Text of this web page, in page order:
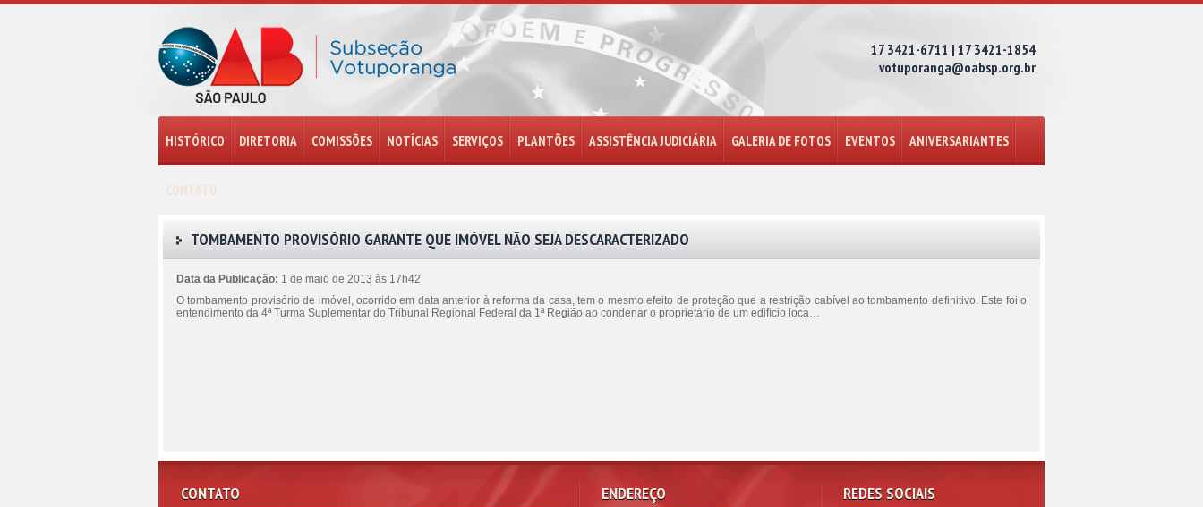
17 3421-6711 | 17 3421-1854
votuporanga@oabsp.org.br
HISTÓRICO DIRETORIA COMISSÕES NOTÍCIAS SERVIÇOS PLANTÕES ASSISTÊNCIA JUDICIÁRIA GALERIA DE FOTOS EVENTOS ANIVERSARIANTES
CONTATO
TOMBAMENTO PROVISÓRIO GARANTE QUE IMÓVEL NÃO SEJA DESCARACTERIZADO
Data da Publicação: 1 de maio de 2013 às 17h42
O tombamento provisório de imóvel, ocorrido em data anterior à reforma da casa, tem o mesmo efeito de proteção que a restrição cabível ao tombamento definitivo. Este foi o
entendimento da 4ª Turma Suplementar do Tribunal Regional Federal da 1ª Região ao condenar o proprietário de um edifício loca…
CONTATO ENDEREÇO REDES SOCIAIS